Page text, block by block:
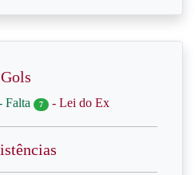
Gols
Falta 7 - Lei do Ex